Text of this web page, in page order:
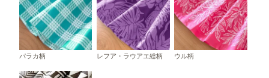
パラカ柄 レフア・ラウアエ総柄 ウル柄